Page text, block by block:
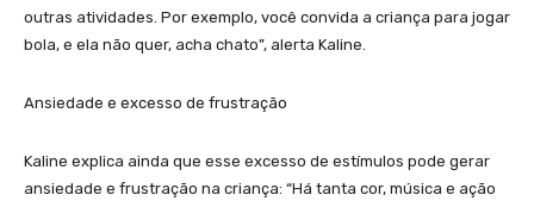
outras atividades. Por exemplo, você convida a criança para jogar
bola, e ela não quer, acha chato”, alerta Kaline.
Ansiedade e excesso de frustração
Kaline explica ainda que esse excesso de estímulos pode gerar
ansiedade e frustração na criança: “Há tanta cor, música e ação